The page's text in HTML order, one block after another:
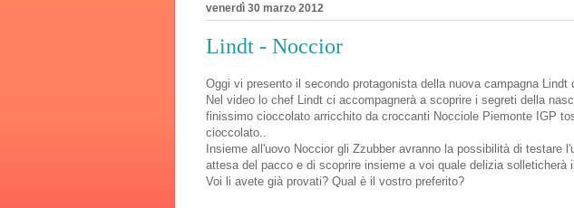
venerdì 30 marzo 2012
Lindt - Noccior
Oggi vi presento il secondo protagonista della nuova campagna Lindt
Nel video lo chef Lindt ci accompagnerà a scoprire i segreti della
finissimo cioccolato arricchito da croccanti Nocciole Piemonte IGP
cioccolato..
Insieme all'uovo Noccior gli Zzubber avranno la possibilità di testare
attesa del pacco e di scoprire insieme a voi quale delizia solleticherà
Voi li avete già provati? Qual è il vostro preferito?